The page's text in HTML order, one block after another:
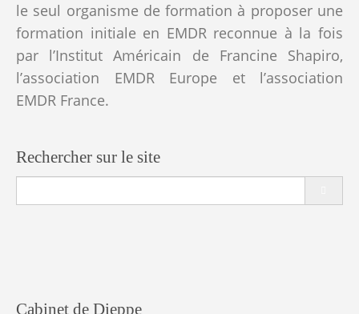
le seul organisme de formation à proposer une
formation initiale en EMDR reconnue à la fois
par l’Institut Américain de Francine Shapiro,
l’association EMDR Europe et l’association
EMDR France.
Rechercher sur le site
Cabinet de Dieppe